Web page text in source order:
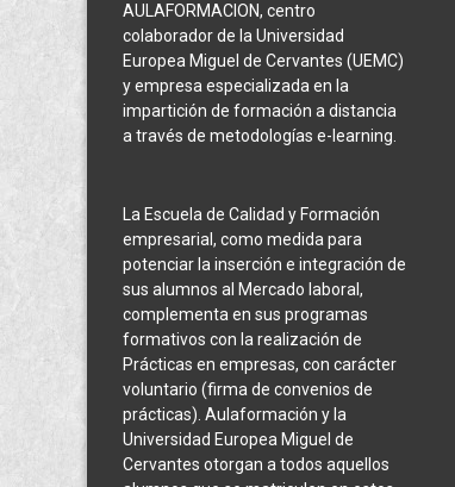
AULAFORMACION, centro
colaborador de la Universidad
Europea Miguel de Cervantes (UEMC)
y empresa especializada en la
impartición de formación a distancia
a través de metodologías e-learning.
La Escuela de Calidad y Formación
empresarial, como medida para
potenciar la inserción e integración de
sus alumnos al Mercado laboral,
complementa en sus programas
formativos con la realización de
Prácticas en empresas, con carácter
voluntario (firma de convenios de
prácticas). Aulaformación y la
Universidad Europea Miguel de
Cervantes otorgan a todos aquellos